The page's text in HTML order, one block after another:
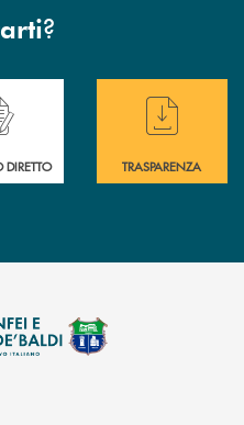
?
di &nbsp; assistenza &nbsp;
DIRETTO
Hai bisogno di
TRASPARENZA